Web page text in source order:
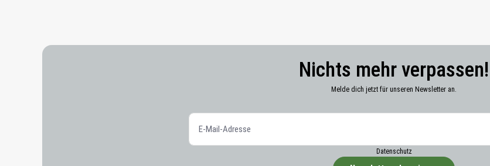
Nichts mehr verpassen!
Melde dich jetzt für unseren Newsletter an.
Datenschutz